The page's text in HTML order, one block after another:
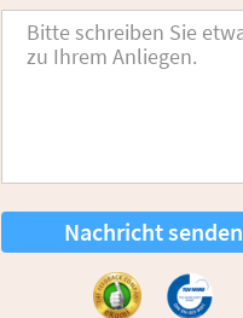
Nachricht senden